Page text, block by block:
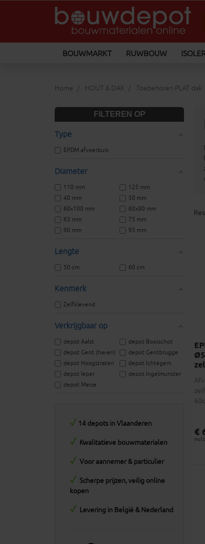
BOUWMARKT RUWBOUW
Home HOUT & DAK Toebehoren PLAT dak
FILTEREN OP
Type
EPDM afvoerbuis
Diameter
110 mm
125 mm
40 mm
50 mm
60x100 mm
60x80 mm
63 mm
75 mm
90 mm
95 mm
Lengte
50 cm 60 cm
Kenmerk
Zelfklevend
Verkrijgbaar op
depot Aalst
depot Booischot
depot Gent (haven)
depot Gentbrugge
depot Hoogstraten
depot Ichtegem
depot Ieper
depot Ingelmunster
depot Meise
14 depots in Vlaanderen
Kwalitatieve bouwmaterialen
Voor aannemer & particulier
Scherpe prijzen, veilig online
kopen
Levering in België & Nederland
€